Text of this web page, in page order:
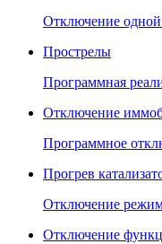
Отключение
Прострелы
Программная
Отключение
Программное
Прогрев
Отключение
Отключение